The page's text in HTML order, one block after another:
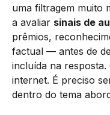
uma filtragem muito
a avaliar sinais de
prêmios,
factual — antes de
incluída na resposta.
internet. É preciso
dentro do tema